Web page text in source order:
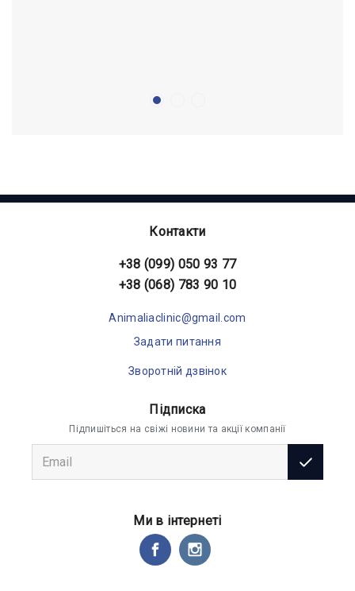
Контакти
+38 (099) 050 93 77
+38 (068) 783 90 10
Animaliaclinic@gmail.com
Задати питання
Зворотній дзвінок
Підписка
Підпишіться на свіжі новини та акції компанії
Ми в інтернеті